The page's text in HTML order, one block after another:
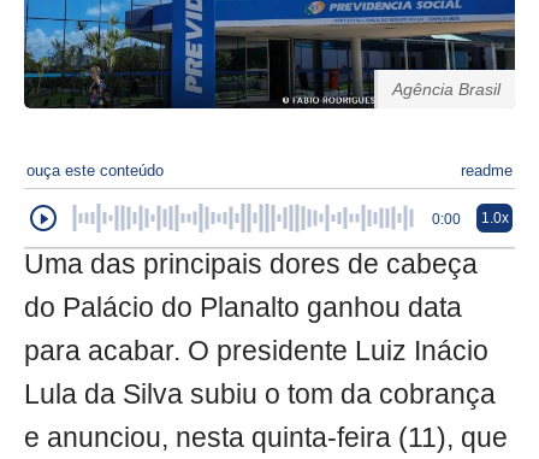
Agência Brasil
ouça este conteúdo readme
0:00 1.0x
Uma das principais dores de cabeça
do Palácio do Planalto ganhou data
para acabar. O presidente Luiz Inácio
Lula da Silva subiu o tom da cobrança
e anunciou, nesta quinta-feira (11), que